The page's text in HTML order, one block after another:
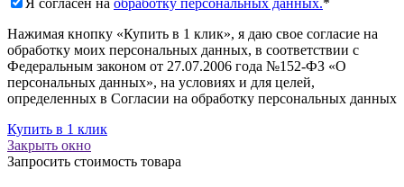
Я согласен на обработку персональных данных.*
Нажимая кнопку «Купить в 1 клик», я даю свое согласие на
обработку моих персональных данных, в соответствии с
Федеральным законом от 27.07.2006 года №152-ФЗ «О
персональных данных», на условиях и для целей,
определенных в Согласии на обработку персональных данных
Купить в 1 клик
Закрыть окно
Запросить стоимость товара